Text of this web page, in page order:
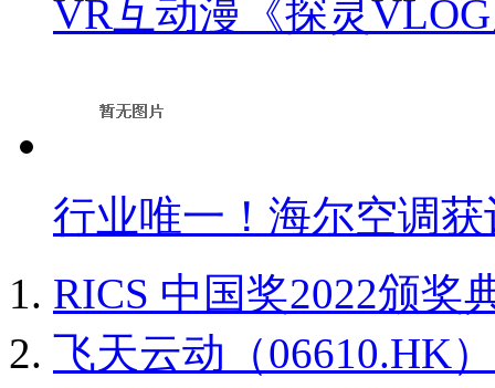
VR互动漫《探灵
行业唯一！海尔空调
RICS 中国奖2022颁奖
飞天云动（06610.HK